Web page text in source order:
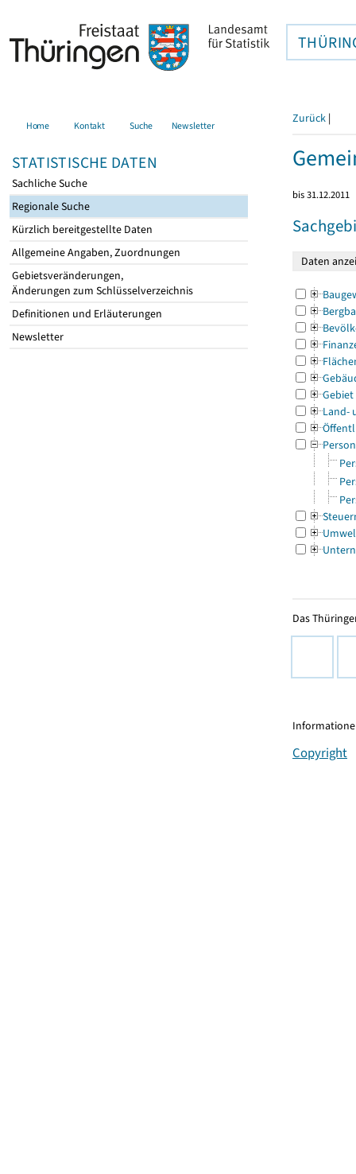
Home Kontakt Suche Newsletter
STATISTISCHE DATEN
Sachliche Suche
Regionale Suche
Kürzlich bereitgestellte Daten
Allgemeine Angaben, Zuordnungen
Gebietsveränderungen,
Änderungen zum Schlüsselverzeichnis
Definitionen und Erläuterungen
Newsletter
Zurück |
bis 31.12.2011
Gebiet
Land-
Das
Copyright